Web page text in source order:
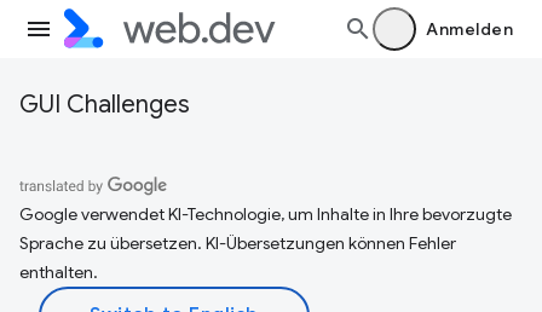
Anmelden
GUI Challenges
Google verwendet KI-Technologie, um Inhalte in Ihre bevorzugte
Sprache zu übersetzen. KI-Übersetzungen können Fehler
enthalten.